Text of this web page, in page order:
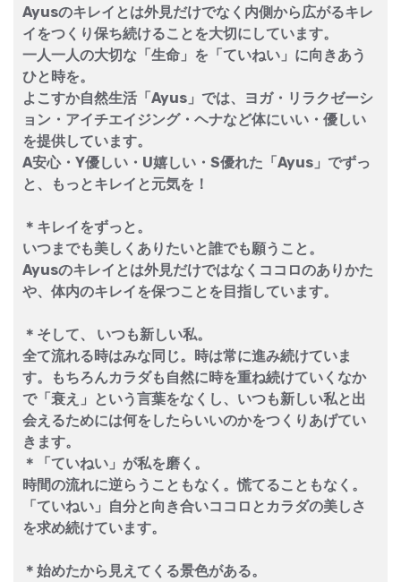
Ayusのキレイとは外見だけでなく内側から広がるキレ
イをつくり保ち続けることを大切にしています。
一人一人の大切な「生命」を「ていねい」に向きあう
ひと時を。
よこすか自然生活「Ayus」では、ヨガ・リラクゼーシ
ョン・アイチエイジング・ヘナなど体にいい・優しい
を提供しています。
A安心・Y優しい・U嬉しい・S優れた「Ayus」でずっ
と、もっとキレイと元気を！
＊キレイをずっと。
いつまでも美しくありたいと誰でも願うこと。
Ayusのキレイとは外見だけではなくココロのありかた
や、体内のキレイを保つことを目指しています。
＊そして、 いつも新しい私。
全て流れる時はみな同じ。時は常に進み続けていま
す。もちろんカラダも自然に時を重ね続けていくなか
で「衰え」という言葉をなくし、いつも新しい私と出
会えるためには何をしたらいいのかをつくりあげてい
きます。
＊「ていねい」が私を磨く。
時間の流れに逆らうこともなく。慌てることもなく。
「ていねい」自分と向き合いココロとカラダの美しさ
を求め続けています。
＊始めたから見えてくる景色がある。